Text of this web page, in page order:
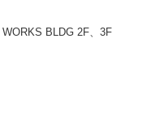
BLDG 2F、3F